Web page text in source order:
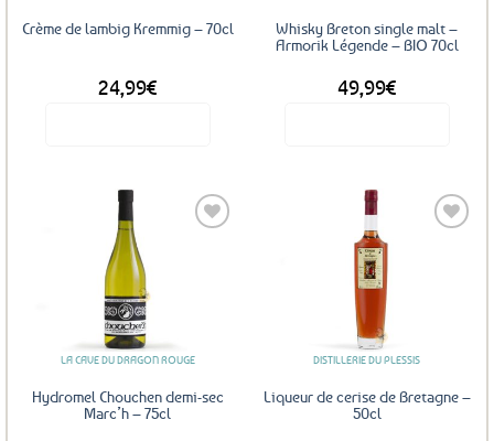
Crème de lambig Kremmig – 70cl
24,99€
Whisky Breton single malt –
Armorik Légende – BIO 70cl
49,99€
LA CAVE DU DRAGON ROUGE
Hydromel Chouchen demi-sec
Marc’h – 75cl
DISTILLERIE DU PLESSIS
Liqueur de cerise de Bretagne –
50cl